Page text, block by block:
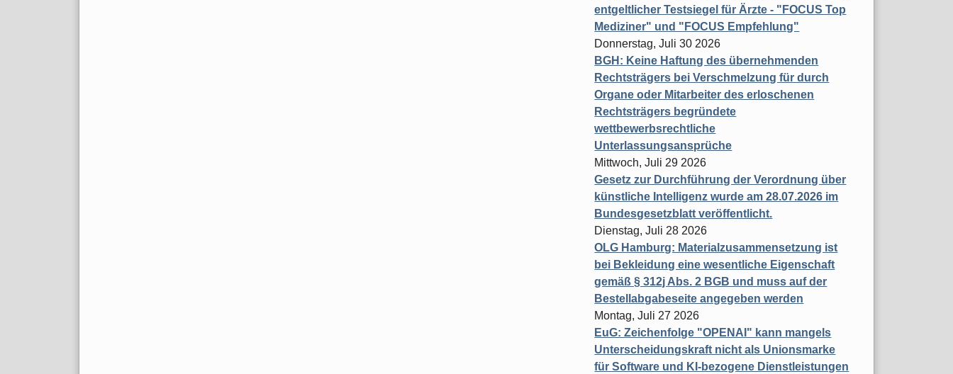
entgeltlicher Testsiegel für Ärzte - "FOCUS Top
Mediziner" und "FOCUS Empfehlung"
Donnerstag, Juli 30 2026
BGH: Keine Haftung des übernehmenden
Rechtsträgers bei Verschmelzung für durch
Organe oder Mitarbeiter des erloschenen
Rechtsträgers begründete
wettbewerbsrechtliche
Unterlassungsansprüche
Mittwoch, Juli 29 2026
Gesetz zur Durchführung der Verordnung über
künstliche Intelligenz wurde am 28.07.2026 im
Bundesgesetzblatt veröffentlicht.
Dienstag, Juli 28 2026
OLG Hamburg: Materialzusammensetzung ist
bei Bekleidung eine wesentliche Eigenschaft
gemäß § 312j Abs. 2 BGB und muss auf der
Bestellabgabeseite angegeben werden
Montag, Juli 27 2026
EuG: Zeichenfolge "OPENAI" kann mangels
Unterscheidungskraft nicht als Unionsmarke
für Software und KI-bezogene Dienstleistungen